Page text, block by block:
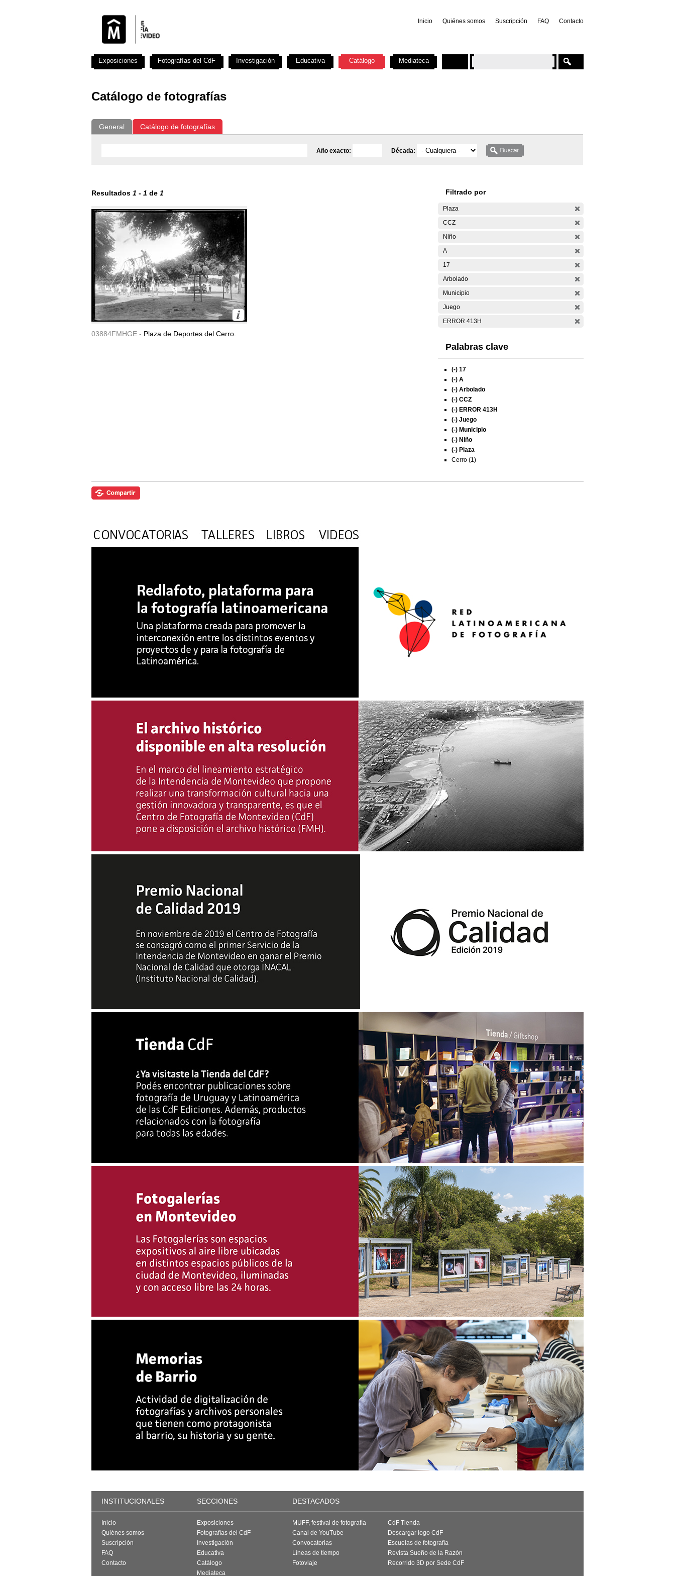
Inicio Quiénes somos Suscripción FAQ Contacto
Catálogo de fotografías
General Catálogo de fotografías
Año exacto: Década:
Resultados 1 - 1 de 1
03884FMHGE - Plaza de Deportes del Cerro.
Filtrado por
Plaza
CCZ
Niño
A
17
Arbolado
Municipio
Juego
ERROR 413H
Palabras clave
(-) 17
(-) A
(-) Arbolado
(-) CCZ
(-) ERROR 413H
(-) Juego
(-) Municipio
(-) Niño
(-) Plaza
Cerro (1)
Exposiciones Fotografías del CdF Investigación Educativa Catálogo Mediateca
INSTITUCIONALES SECCIONES DESTACADOS
Inicio
Quiénes somos
Suscripción
FAQ
Contacto
Exposiciones
Fotografías del CdF
Investigación
Educativa
Catálogo
Mediateca
MUFF, festival de fotografía
Canal de YouTube
Convocatorias
Líneas de tiempo
Fotoviaje
CdF Tienda
Descargar logo CdF
Escuelas de fotografía
Revista Sueño de la Razón
Recorrido 3D por Sede CdF